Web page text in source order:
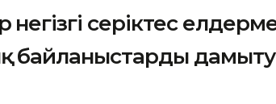
серіктес
байланыстарды дамыту